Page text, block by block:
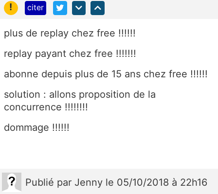
!
citer
plus de replay chez free !!!!!!
replay payant chez free !!!!!!!
abonne depuis plus de 15 ans chez free !!!!!!
solution : allons proposition de la
concurrence !!!!!!!!
dommage !!!!!!
Publié par Jenny le 05/10/2018 à 22h16